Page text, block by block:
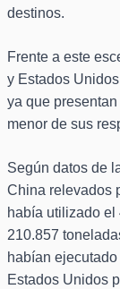
destinos.
Frente a este
y Estados
ya que
menor de sus
Según datos de
China relevados
había utilizado el
210.857
habían
Estados Unidos